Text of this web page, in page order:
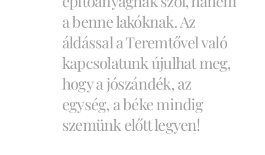
a benne lakóknak. Az
áldással a Teremtővel való
kapcsolatunk újulhat meg,
hogy a jószándék, az
egység, a béke mindig
szemünk előtt legyen!